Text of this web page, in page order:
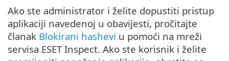
Ako ste administrator i želite dopustiti pristup
aplikaciji navedenoj u obavijesti, pročitajte
članak Blokirani hashevi u pomoći na mreži
servisa ESET Inspect. Ako ste korisnik i želite